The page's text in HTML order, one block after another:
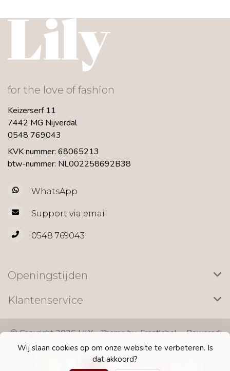
Wij slaan cookies op om onze website te verbeteren. Is
dat akkoord?
for the love of fashion
Keizerserf 11
7442 MG Nijverdal
0548 769043
KVK nummer: 68065213
btw-nummer: NL002258692B38
WhatsApp
Support via email
0548 769043
Openingstijden
Klantenservice
© Copyright 2026 LILY - Theme byFrontlabel- Powered
byLightspeed